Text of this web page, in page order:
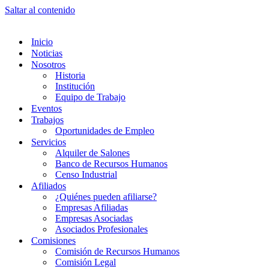
Saltar al contenido
Inicio
Noticias
Nosotros
Historia
Institución
Equipo de Trabajo
Eventos
Trabajos
Oportunidades de Empleo
Servicios
Alquiler de Salones
Banco de Recursos Humanos
Censo Industrial
Afiliados
¿Quiénes pueden afiliarse?
Empresas Afiliadas
Empresas Asociadas
Asociados Profesionales
Comisiones
Comisión de Recursos Humanos
Comisión Legal